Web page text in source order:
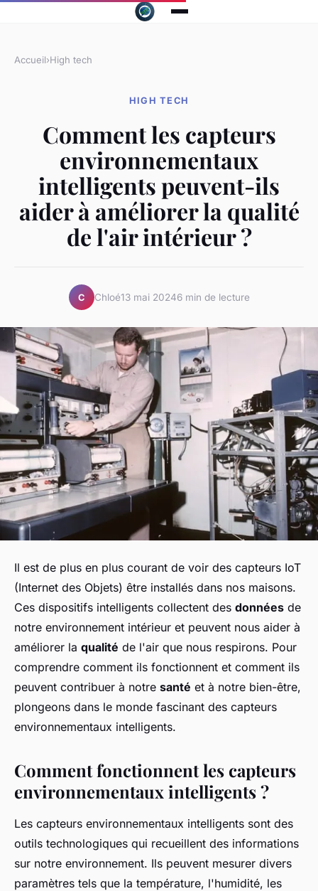
Accueil›High tech
HIGH TECH
Comment les capteurs
environnementaux
intelligents peuvent-ils
aider à améliorer la qualité
de l'air intérieur ?
C Chloé13 mai 20246 min de lecture
Il est de plus en plus courant de voir des capteurs IoT
(Internet des Objets) être installés dans nos maisons.
Ces dispositifs intelligents collectent des données de
notre environnement intérieur et peuvent nous aider à
améliorer la qualité de l'air que nous respirons. Pour
comprendre comment ils fonctionnent et comment ils
peuvent contribuer à notre santé et à notre bien-être,
plongeons dans le monde fascinant des capteurs
environnementaux intelligents.
Comment fonctionnent les capteurs
environnementaux intelligents ?
Les capteurs environnementaux intelligents sont des
outils technologiques qui recueillent des informations
sur notre environnement. Ils peuvent mesurer divers
paramètres tels que la température, l'humidité, les